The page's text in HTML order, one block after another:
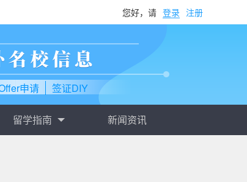
您好，请 登录 注册
申请 签证DIY
留学指南 新闻资讯